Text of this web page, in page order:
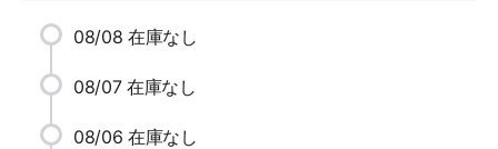
08/08 在庫なし
08/07 在庫なし
08/06 在庫なし